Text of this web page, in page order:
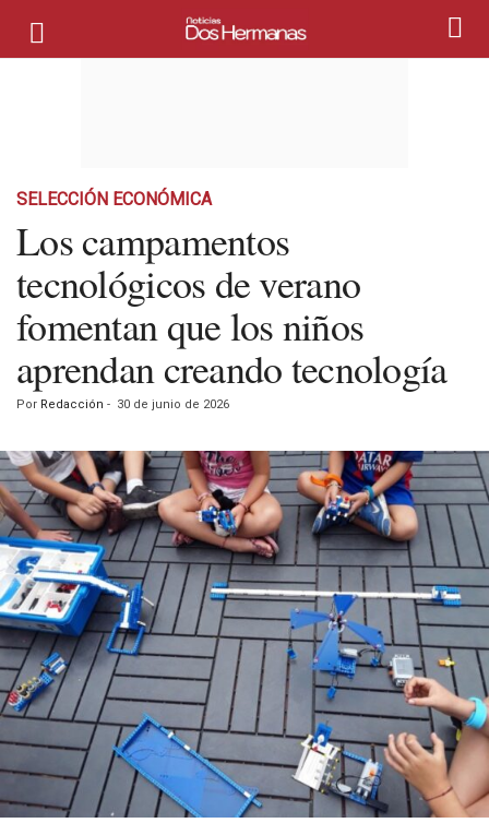
SELECCIÓN ECONÓMICA
Los campamentos
tecnológicos de verano
fomentan que los niños
aprendan creando tecnología
Por Redacción - 30 de junio de 2026